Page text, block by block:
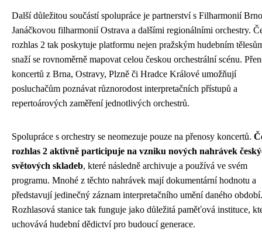
Další důležitou součástí spolupráce je partnerství s Filharmonií
Janáčkovou filharmonií Ostrava a dalšími regionálními orchestry.
rozhlas 2 tak poskytuje platformu nejen pražským hudebním
snaží se rovnoměrně mapovat celou českou orchestrální scénu.
koncertů z Brna, Ostravy, Plzně či Hradce Králové umožňují
posluchačům poznávat různorodost interpretačních přístupů a
repertoárových zaměření jednotlivých orchestrů.
Spolupráce s orchestry se neomezuje pouze na přenosy koncertů.
rozhlas 2 aktivně participuje na vzniku nových nahrávek
světových skladeb, které následně archivuje a používá ve svém
programu. Mnohé z těchto nahrávek mají dokumentární hodnotu a
představují jedinečný záznam interpretačního umění daného období.
Rozhlasová stanice tak funguje jako důležitá paměťová instituce,
uchovává hudební dědictví pro budoucí generace.